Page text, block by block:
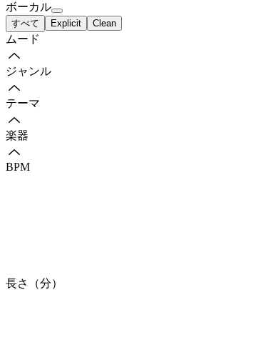
ボーカル
すべて Explicit Clean
ムード
ジャンル
テーマ
楽器
BPM
長さ（分）